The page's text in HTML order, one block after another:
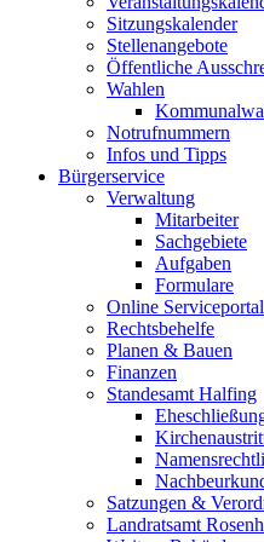
Sitzungskalender
Stellenangebote
Öffentliche
Wahlen
Notrufnummern
Infos und Tipps
Bürgerservice
Verwaltung
Mitarbeiter
Sachgebiete
Aufgaben
Formulare
Online Serviceportal
Rechtsbehelfe
Planen & Bauen
Finanzen
Standesamt Halfing
Satzungen &
Landratsamt